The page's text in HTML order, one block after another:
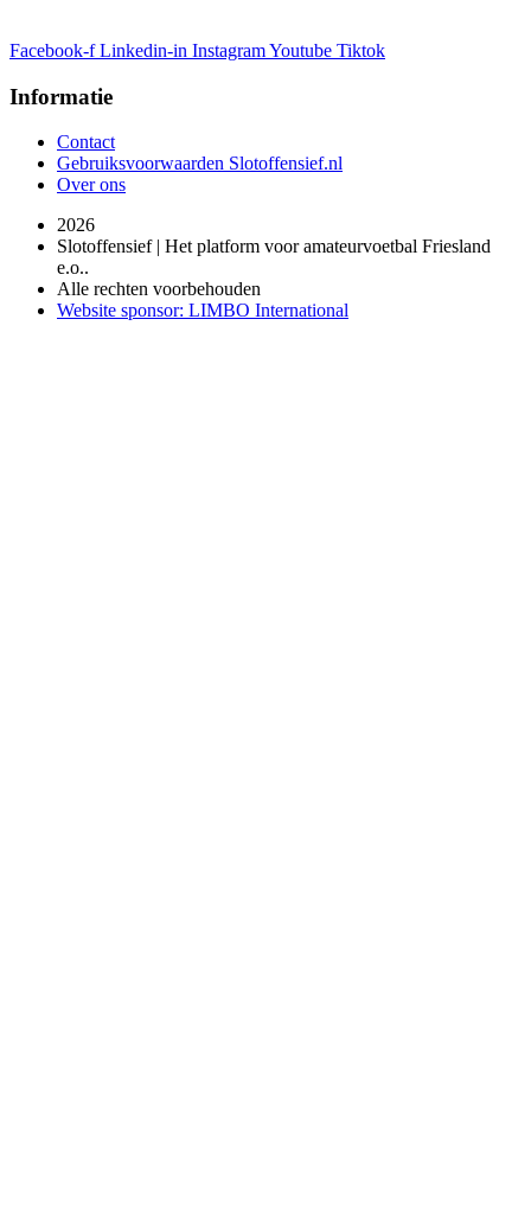
Facebook-f Linkedin-in InstagramYoutube Tiktok
Informatie
Contact
Gebruiksvoorwaarden Slotoffensief.nl
Over ons
2026
Slotoffensief | Het platform voor amateurvoetbal Friesland
e.o..
Alle rechten voorbehouden
Website sponsor: LIMBO International